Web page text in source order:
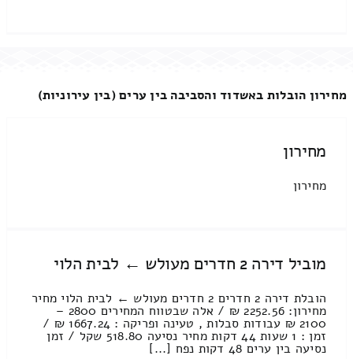
מחירון הובלות באשדוד והסביבה בין ערים (בין עירוניות)
מחירון
מחירון
מוביל דירה 2 חדרים מעולש ← לבית הלוי
הובלת דירה 2 חדרים 2 חדרים מעולש ← לבית הלוי מחיר
מחירון: 2252.56 ₪ / אלה שבטווח המחירים 2800 –
2100 ₪ עבודות סבלות , טעינה ופריקה : 1667.24 ₪ /
זמן : 1 שעות 44 דקות מחיר נסיעה 518.80 שקל / זמן
נסיעה בין ערים 48 דקות נפח [...]